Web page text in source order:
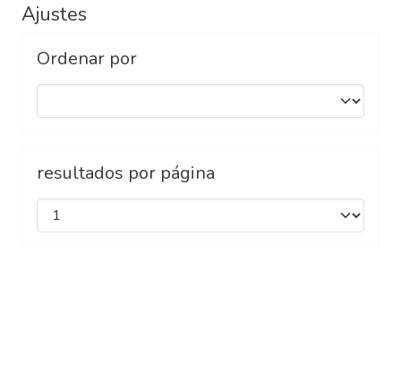
Ajustes
Ordenar por
resultados por página